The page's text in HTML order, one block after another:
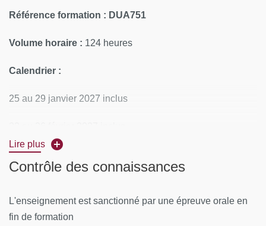
Référence formation : DUA751
Volume horaire : 124 heures
Calendrier :
25 au 29 janvier 2027 inclus
22 au 26 mars 2027 inclus
Lire plus
Contrôle des connaissances
L'enseignement est sanctionné par une épreuve orale en
fin de formation